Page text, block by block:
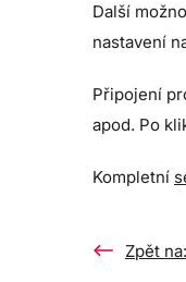
Další
nastavení
Připojení
apod. Po
Kompletní
Zpět